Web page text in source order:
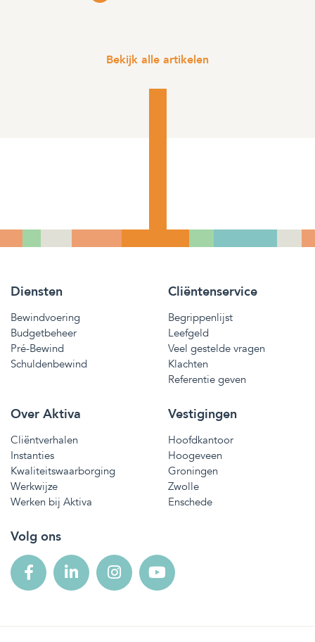
Bekijk alle artikelen
Diensten
Bewindvoering
Budgetbeheer
Pré-Bewind
Schuldenbewind
Cliëntenservice
Begrippenlijst
Leefgeld
Veel gestelde vragen
Klachten
Referentie geven
Over Aktiva
Cliëntverhalen
Instanties
Kwaliteitswaarborging
Werkwijze
Werken bij Aktiva
Vestigingen
Hoofdkantoor
Hoogeveen
Groningen
Zwolle
Enschede
Volg ons